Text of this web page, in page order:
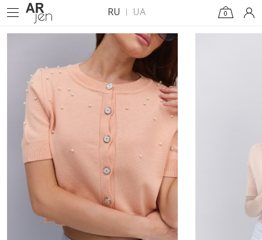
RU UA 0